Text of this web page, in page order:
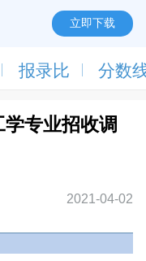
立即下载
报录比 分数
专业招收调
2021-04-02